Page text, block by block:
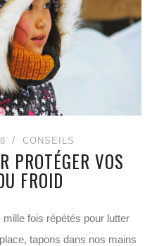
CONSEILS
PROTÉGER VOS
FROID
fois répétés pour lutter
tapons dans nos mains